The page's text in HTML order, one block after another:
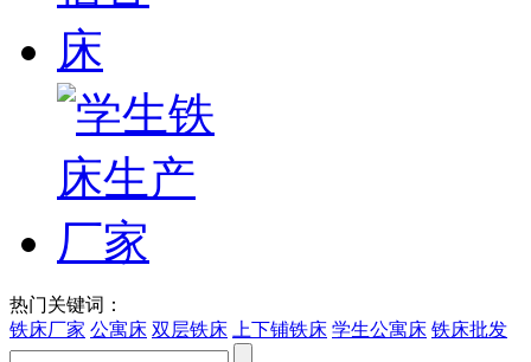
热门关键词：
铁床厂家 公寓床 双层铁床 上下铺铁床 学生公寓床 铁床批发